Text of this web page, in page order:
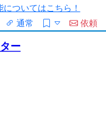
についてはこちら！
通常
依頼